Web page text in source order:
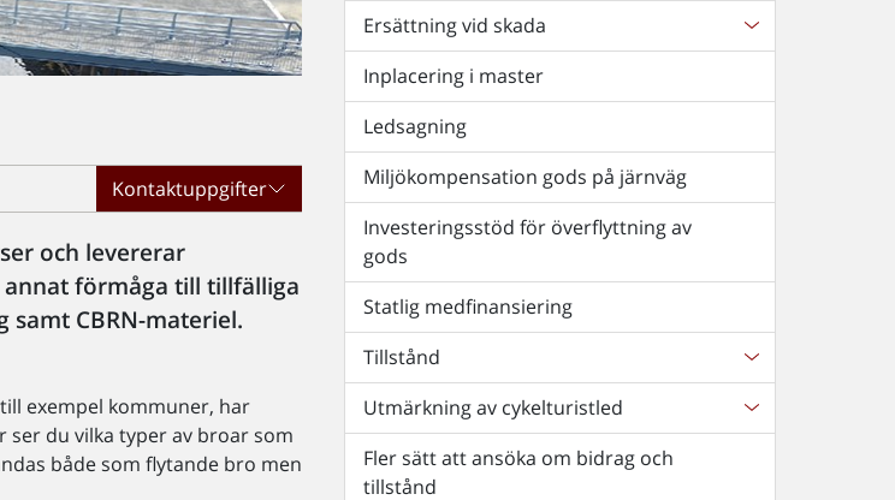
Kontaktuppgifter
och levererar
förmåga till tillfälliga
CBRN-materiel.
exempel kommuner, har
du vilka typer av broar som
både som flytande bro men
Ersättning vid skada
Inplacering i master
Ledsagning
Miljökompensation gods på järnväg
Investeringsstöd för överflyttning av
gods
Statlig medfinansiering
Tillstånd
Utmärkning av cykelturistled
Fler sätt att ansöka om bidrag och
tillstånd